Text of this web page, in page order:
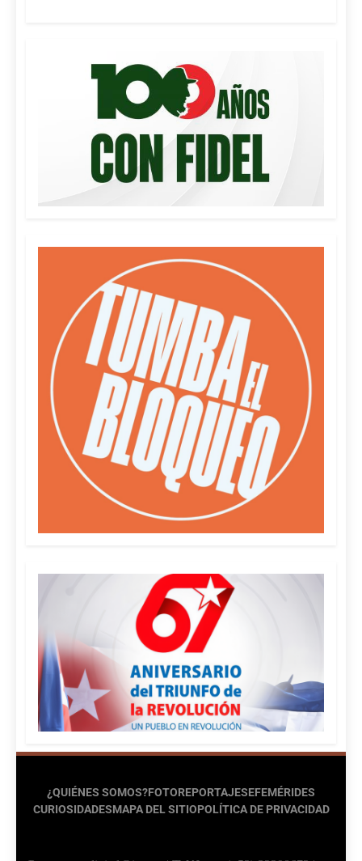
¿QUIÉNES SOMOS?FOTOREPORTAJESEFEMÉRIDES
CURIOSIDADESMAPA DEL SITIOPOLÍTICA DE PRIVACIDAD